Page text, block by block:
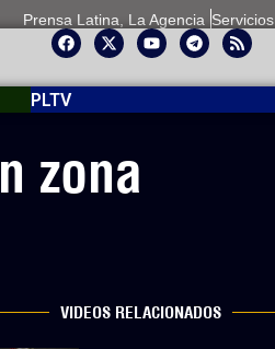
Prensa Latina, La Agencia Servicios
PLTV
zona
VIDEOS RELACIONADOS